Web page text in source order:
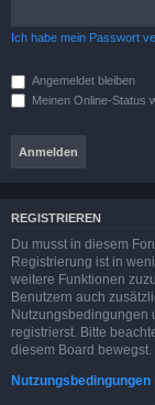
Ich habe mein Passwort
Angemeldet bleiben
Meinen Online-Status
REGISTRIEREN
Du musst in diesem
Registrierung ist in
weitere Funktionen
Benutzern auch
Nutzungsbedingungen
registrierst. Bitte
diesem Board bewegst.
Nutzungsbedingungen